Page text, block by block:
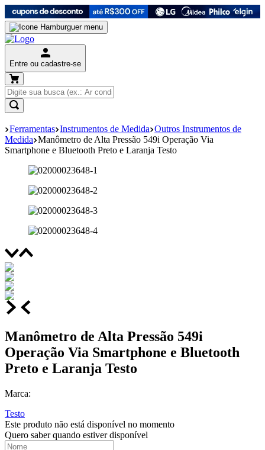
Entre ou cadastre-se
Ferramentas Instrumentos de Medida Outros Instrumentos de
Medida Manômetro de Alta Pressão 549i Operação Via
Smartphone e Bluetooth Preto e Laranja Testo
Manômetro de Alta Pressão 549i
Operação Via Smartphone e Bluetooth
Preto e Laranja Testo
Marca:
Testo
Este produto não está disponível no momento
Quero saber quando estiver disponível